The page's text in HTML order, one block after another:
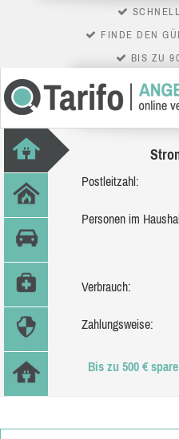
FINDE DEN
BIS ZU
Postleitzahl:
Personen im
Verbrauch:
Zahlungsweise:
Bis zu 500 €